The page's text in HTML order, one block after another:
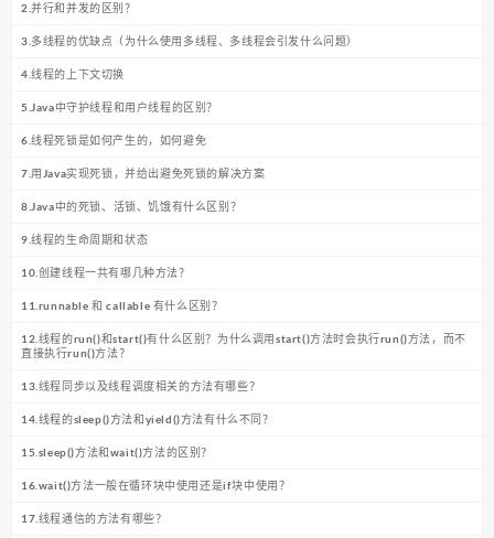
2.并行和并发的区别？
3.多线程的优缺点（为什么使用多线程、多线程会引发什么问题）
4.线程的上下文切换
5.Java中守护线程和用户线程的区别？
6.线程死锁是如何产生的，如何避免
7.用Java实现死锁，并给出避免死锁的解决方案
8.Java中的死锁、活锁、饥饿有什么区别？
9.线程的生命周期和状态
10.创建线程一共有哪几种方法？
11.runnable 和 callable 有什么区别？
12.线程的run()和start()有什么区别？为什么调用start()方法时会执行run()方法，而不
直接执行run()方法？
13.线程同步以及线程调度相关的方法有哪些？
14.线程的sleep()方法和yield()方法有什么不同？
15.sleep()方法和wait()方法的区别？
16.wait()方法一般在循环块中使用还是if块中使用？
17.线程通信的方法有哪些？